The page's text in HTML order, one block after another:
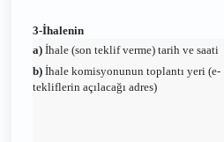
3-İhalenin
a) İhale (son teklif verme) tarih ve saati
b) İhale komisyonunun toplantı yeri (e-
tekliflerin açılacağı adres)